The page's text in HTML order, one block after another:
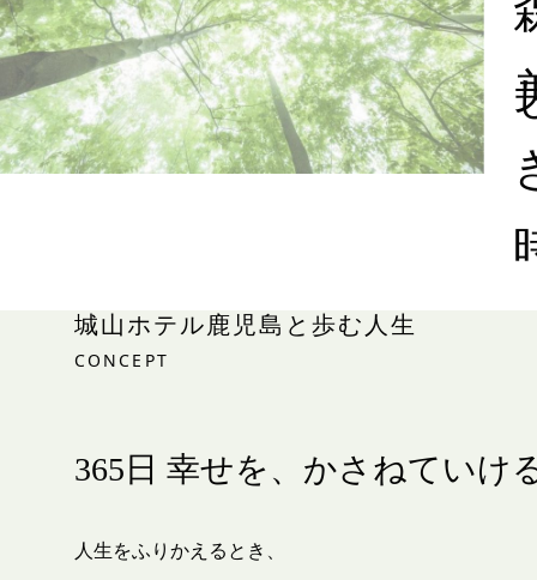
城山ホテル鹿児島と歩む人生
CONCEPT
365日 幸せを、 かさねていけ
人生をふりかえるとき、